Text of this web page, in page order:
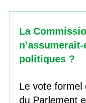
La
politiques ?
Le vote formel
du Parlement